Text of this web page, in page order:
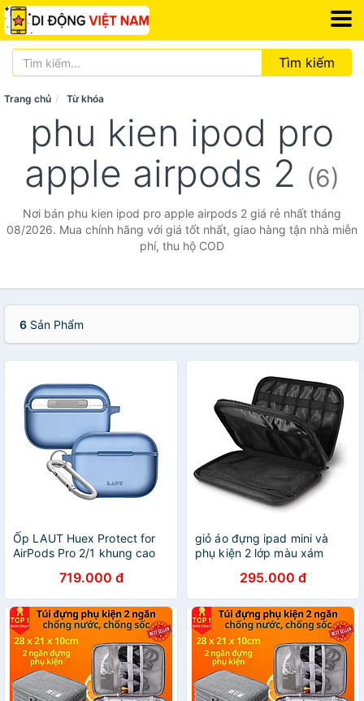
Tìm kiếm
Trang chủ Từ khóa
phu kien ipod pro
apple airpods 2 (6)
Nơi bán phu kien ipod pro apple airpods 2 giá rẻ nhất tháng
08/2026. Mua chính hãng với giá tốt nhất, giao hàng tận nhà miễn
phí, thu hộ COD
6 Sản Phẩm
Ốp LAUT Huex Protect for
AirPods Pro 2/1 khung cao
va đập Hàng Chính Hãng
719.000 đ
giỏ áo đựng ipad mini và
phụ kiện 2 lớp màu xám
hàng chính hãng
295.000 đ